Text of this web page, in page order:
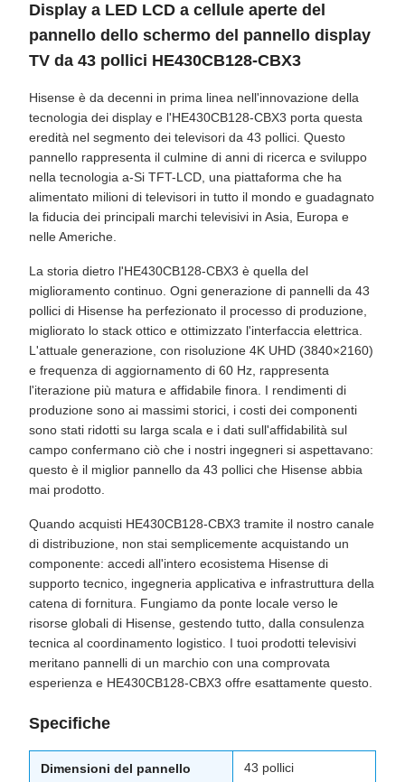
Display a LED LCD a cellule aperte del
pannello dello schermo del pannello display
TV da 43 pollici HE430CB128-CBX3
Hisense è da decenni in prima linea nell'innovazione della
tecnologia dei display e l'HE430CB128-CBX3 porta questa
eredità nel segmento dei televisori da 43 pollici. Questo
pannello rappresenta il culmine di anni di ricerca e sviluppo
nella tecnologia a-Si TFT-LCD, una piattaforma che ha
alimentato milioni di televisori in tutto il mondo e guadagnato
la fiducia dei principali marchi televisivi in ​​Asia, Europa e
nelle Americhe.
La storia dietro l'HE430CB128-CBX3 è quella del
miglioramento continuo. Ogni generazione di pannelli da 43
pollici di Hisense ha perfezionato il processo di produzione,
migliorato lo stack ottico e ottimizzato l'interfaccia elettrica.
L'attuale generazione, con risoluzione 4K UHD (3840×2160)
e frequenza di aggiornamento di 60 Hz, rappresenta
l'iterazione più matura e affidabile finora. I rendimenti di
produzione sono ai massimi storici, i costi dei componenti
sono stati ridotti su larga scala e i dati sull'affidabilità sul
campo confermano ciò che i nostri ingegneri si aspettavano:
questo è il miglior pannello da 43 pollici che Hisense abbia
mai prodotto.
Quando acquisti HE430CB128-CBX3 tramite il nostro canale
di distribuzione, non stai semplicemente acquistando un
componente: accedi all'intero ecosistema Hisense di
supporto tecnico, ingegneria applicativa e infrastruttura della
catena di fornitura. Fungiamo da ponte locale verso le
risorse globali di Hisense, gestendo tutto, dalla consulenza
tecnica al coordinamento logistico. I tuoi prodotti televisivi
meritano pannelli di un marchio con una comprovata
esperienza e HE430CB128-CBX3 offre esattamente questo.
Specifiche
Dimensioni del pannello 43 pollici